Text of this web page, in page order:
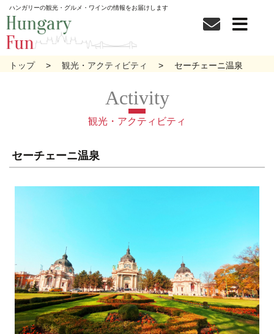
ハンガリーの観光・グルメ・ワインの情報をお届けします
トップ 観光・アクティビティ セーチェーニ温泉
観光・アクティビティ
セーチェーニ温泉